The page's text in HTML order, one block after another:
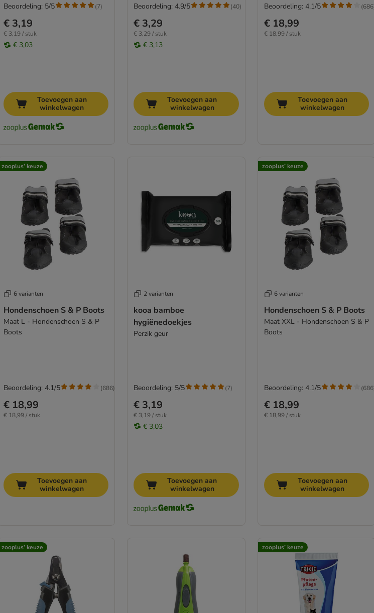
€ 3,19
€ 3,19 / stuk
€ 3,03
Beoordeling: 5/5 (7)
Toevoegen aan
winkelwagen
€ 3,29
€ 3,29 / stuk
€ 3,13
Beoordeling: 4.9/5 (40)
Toevoegen aan
winkelwagen
€ 18,99
€ 18,99 / stuk
Beoordeling: 4.1/5 (686
Toevoegen aan
winkelwagen
zooplus’ keuze
6 varianten
Hondenschoen S & P Boots
Maat L - Hondenschoen S & P
Boots
€ 18,99
€ 18,99 / stuk
Beoordeling: 4.1/5 (686)
Toevoegen aan
winkelwagen
2 varianten
kooa bamboe
hygiënedoekjes
Perzik geur
€ 3,19
€ 3,19 / stuk
€ 3,03
Beoordeling: 5/5 (7)
Toevoegen aan
winkelwagen
zooplus’ keuze
6 varianten
Hondenschoen S & P Boots
Maat XXL - Hondenschoen S & P
Boots
€ 18,99
€ 18,99 / stuk
Beoordeling: 4.1/5 (686
Toevoegen aan
winkelwagen
zooplus’ keuze zooplus’ keuze